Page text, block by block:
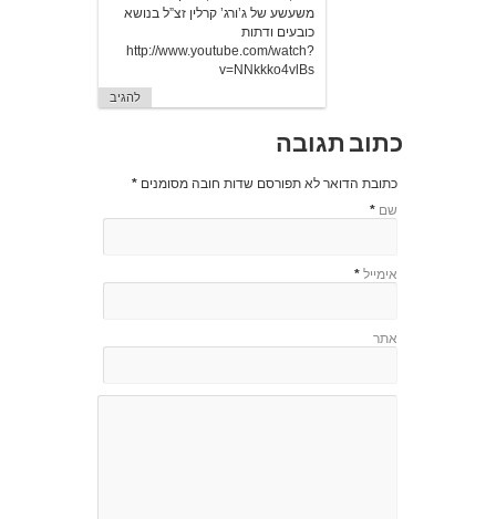
משעשע של ג’ורג’ קרלין זצ”ל בנושא
כובעים ודתות
http://www.youtube.com/watch?
v=NNkkko4vlBs
להגיב
כתוב תגובה
כתובת הדואר לא תפורסם שדות חובה מסומנים*
שם *
אימייל *
אתר